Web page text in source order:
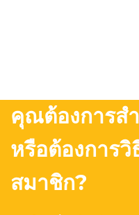
คุณต้องการส
หรือต้องการวิ
สมาชิก?